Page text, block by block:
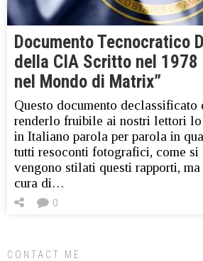
Documento Tecnocratico
della CIA Scritto nel 1978
nel Mondo di Matrix”
Questo documento
renderlo fruibile ai nostri lettori lo
in Italiano parola per parola in
tutti resoconti fotografici, come si
vengono stilati questi rapporti,
cura di…
0
CONTACT ME